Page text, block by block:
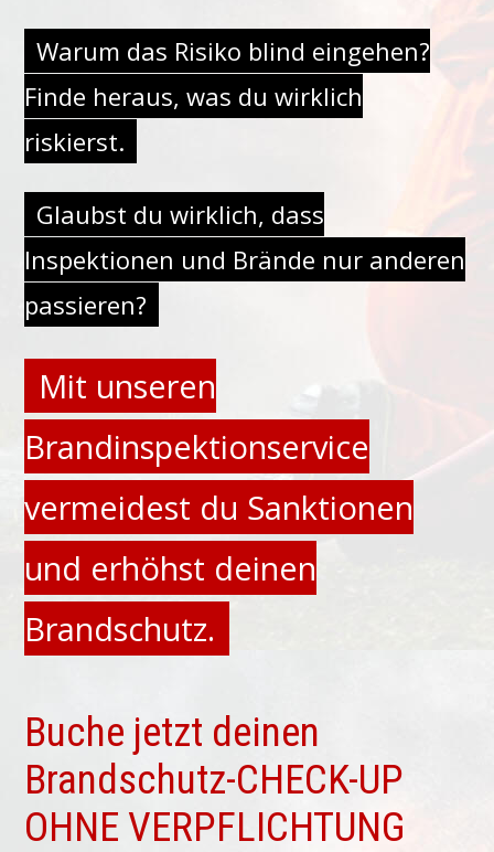
Warum das Risiko blind eingehen?
Finde heraus, was du wirklich
riskierst.
Glaubst du wirklich, dass
Inspektionen und Brände nur anderen
passieren?
Mit unseren
Brandinspektionservice
vermeidest du Sanktionen
und erhöhst deinen
Brandschutz.
Buche jetzt deinen
Brandschutz-CHECK-UP
OHNE VERPFLICHTUNG